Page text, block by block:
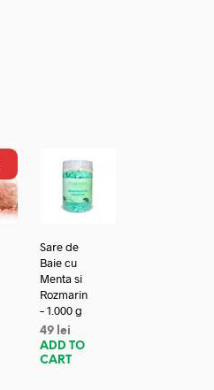
Sare de
Baie cu
Menta si
Rozmarin
– 1.000 g
49 lei
ADD TO
CART